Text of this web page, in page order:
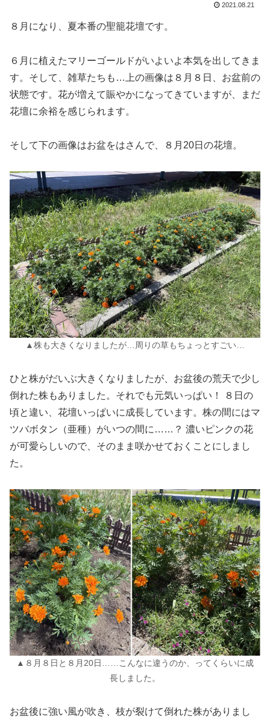
2021.08.21
８月になり、夏本番の聖籠花壇です。
６月に植えたマリーゴールドがいよいよ本気を出してきま
す。そして、雑草たちも…上の画像は８月８日、お盆前の
状態です。花が増えて賑やかになってきていますが、まだ
花壇に余裕を感じられます。
そして下の画像はお盆をはさんで、８月20日の花壇。
▲株も大きくなりましたが…周りの草もちょっとすごい…
ひと株がだいぶ大きくなりましたが、お盆後の荒天で少し
倒れた株もありました。それでも元気いっぱい！ ８日の
頃と違い、花壇いっぱいに成長しています。株の間にはマ
ツバボタン（亜種）がいつの間に……？ 濃いピンクの花
が可愛らしいので、そのまま咲かせておくことにしまし
た。
▲８月８日と８月20日……こんなに違うのか、ってくらいに成
長しました。
お盆後に強い風が吹き、枝が裂けて倒れた株がありまし